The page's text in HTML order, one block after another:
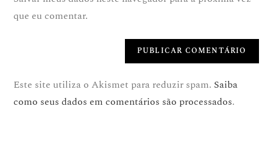
que eu comentar.
Este site utiliza o Akismet para reduzir spam. Saiba
como seus dados em comentários são processados.